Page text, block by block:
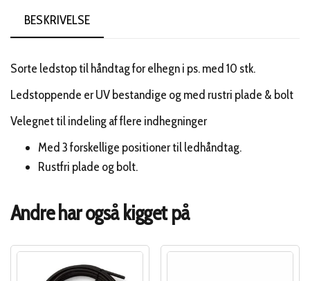
BESKRIVELSE
Sorte ledstop til håndtag for elhegn i ps. med 10 stk.
Ledstoppende er UV bestandige og med rustri plade & bolt
Velegnet til indeling af flere indhegninger
Med 3 forskellige positioner til ledhåndtag.
Rustfri plade og bolt.
Andre har også kigget på